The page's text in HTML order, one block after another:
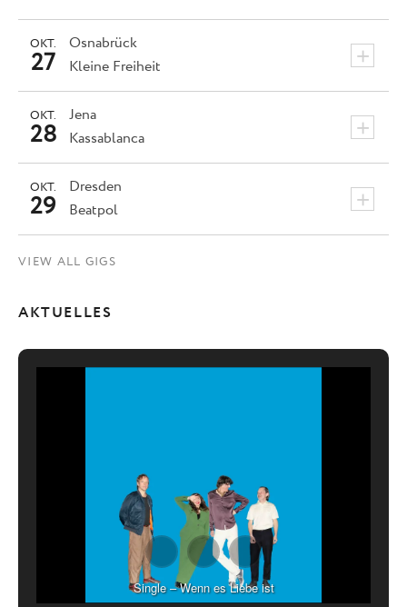
Osnabrück +
OKT.
27 Kleine Freiheit
Jena +
OKT.
28 Kassablanca
Dresden +
OKT.
29 Beatpol
VIEW ALL GIGS
AKTUELLES
Single – Wenn es Liebe ist